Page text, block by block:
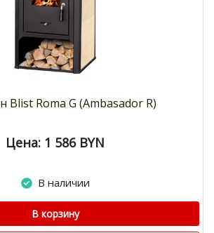
Blist Roma G (Ambasador R)
Цена: 1 586 BYN
В наличии
В корзину